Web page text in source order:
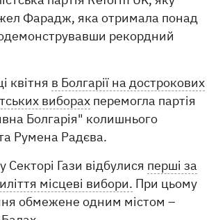
Фарадж, яка отримала понад
рекордний
квітня в Болгарії на дострокових
виборах перемогла партія
Болгарія" колишнього
Румена Радєва.
Секторі Гази відбулися перші за
місцеві вибори. При цьому
обмежене одним містом –